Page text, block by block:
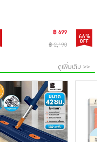
฿ 699
฿ 2,190
66%
ดูเพิ่มเติม >>